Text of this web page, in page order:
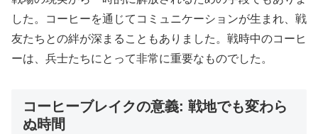
した。コーヒーを通じてコミュニケーションが生まれ、戦
友たちとの絆が深まることもありました。戦時中のコーヒ
ーは、兵士たちにとって非常に重要なものでした。
コーヒーブレイクの意義: 戦地でも変わら
ぬ時間